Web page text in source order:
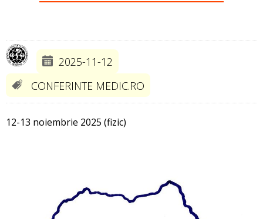
2025-11-12
CONFERINTE MEDIC.RO
12-13 noiembrie 2025 (fizic)